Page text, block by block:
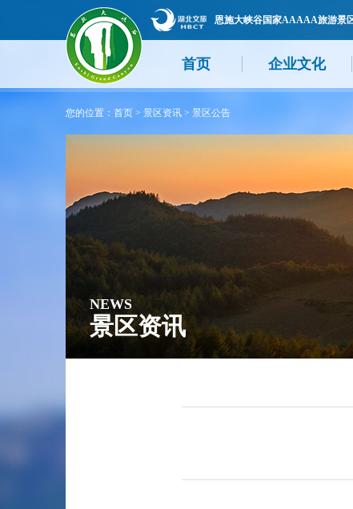
恩施大峡谷国家AAAAA旅游景
首页 企业文化
您的位置： 首页 > 景区资讯 > 景区公告
NEWS
景区资讯